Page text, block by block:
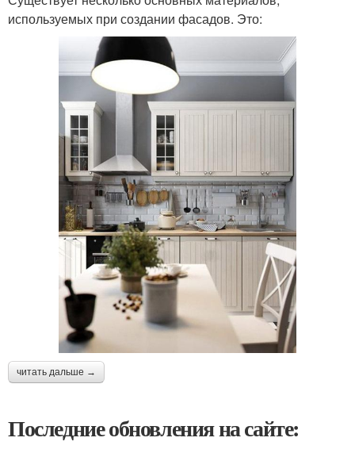
используемых при создании фасадов. Это:
читать дальше →
Последние обновления на сайте: